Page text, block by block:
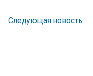
Следующая новость